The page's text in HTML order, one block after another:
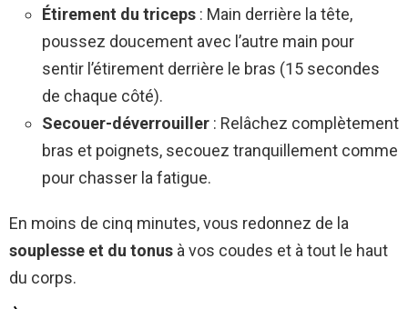
Étirement du triceps : Main derrière la tête,
poussez doucement avec l’autre main pour
sentir l’étirement derrière le bras (15 secondes
de chaque côté).
Secouer-déverrouiller : Relâchez complètement
bras et poignets, secouez tranquillement comme
pour chasser la fatigue.
En moins de cinq minutes, vous redonnez de la
souplesse et du tonus à vos coudes et à tout le haut
du corps.